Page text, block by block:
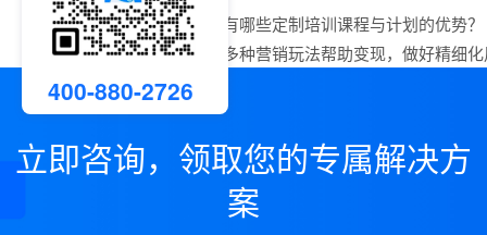
上一篇：小鹅通有哪些定制培训课程与计划的优势？
下一篇：小鹅通多种营销玩法帮助变现，做好精细
立即咨询，领取您的专属解决方
案
400-880-2726